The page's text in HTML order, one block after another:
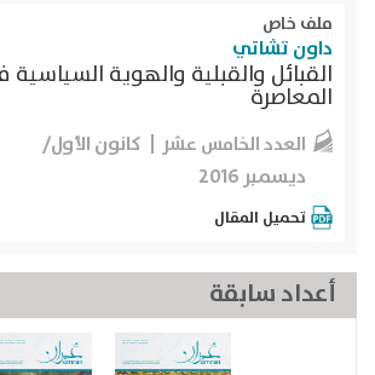
ملف خاص
داون تشاتي
القبائل والقبلية والهوية
المعاصرة
العدد الخامس عشر
كانون الأول/
ديسمبر 2016
تحميل المقال
أعداد سابقة